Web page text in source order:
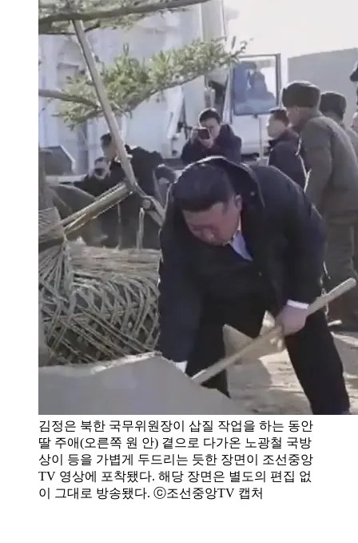
김정은 북한 국무위원장이 삽질 작업을 하는 동안
딸 주애(오른쪽 원 안) 곁으로 다가온 노광철 국방
상이 등을 가볍게 두드리는 듯한 장면이 조선중앙
TV 영상에 포착됐다. 해당 장면은 별도의 편집 없
이 그대로 방송됐다. ⓒ조선중앙TV 캡처